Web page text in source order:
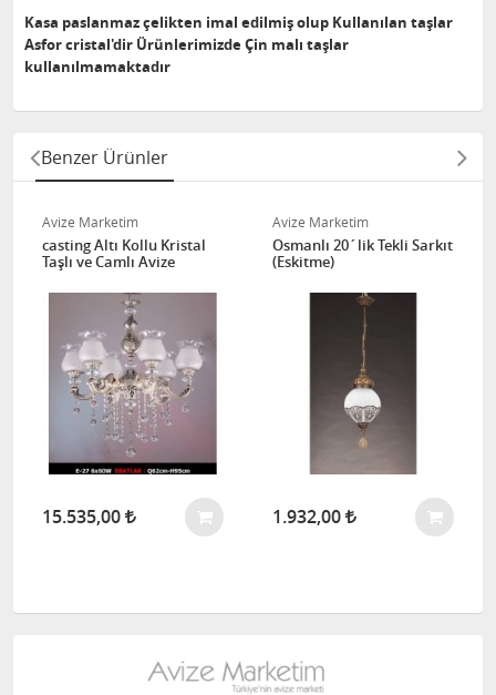
Kasa paslanmaz çelikten imal edilmiş olup Kullanılan taşlar
Asfor cristal'dir Ürünlerimizde Çin malı taşlar
kullanılmamaktadır
Benzer Ürünler
Avize Marketim
casting Altı Kollu Kristal
Taşlı ve Camlı Avize
15.535,00
Avize Marketim
Osmanlı 20´lik Tekli Sarkıt
(Eskitme)
1.932,00